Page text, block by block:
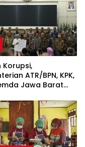
Korupsi,
ATR/BPN, KPK,
Jawa Barat